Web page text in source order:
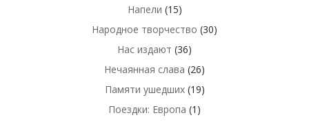
Напели (15)
Народное творчество (30)
Нас издают (36)
Нечаянная слава (26)
Памяти ушедших(19)
Поездки: Европа (1)